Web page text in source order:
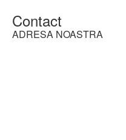
Contact
ADRESA NOASTRA